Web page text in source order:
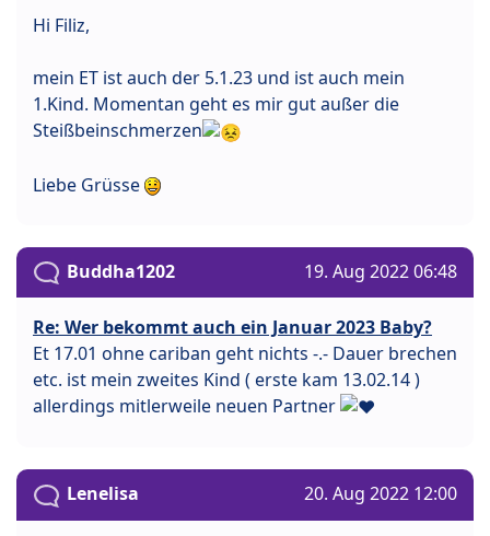
Hi Filiz,
mein ET ist auch der 5.1.23 und ist auch mein
1.Kind. Momentan geht es mir gut außer die
Steißbeinschmerzen
Liebe Grüsse
Buddha1202 19. Aug 2022 06:48
Re: Wer bekommt auch ein Januar 2023 Baby?
Et 17.01 ohne cariban geht nichts -.- Dauer brechen
etc. ist mein zweites Kind ( erste kam 13.02.14 )
allerdings mitlerweile neuen Partner
Lenelisa 20. Aug 2022 12:00